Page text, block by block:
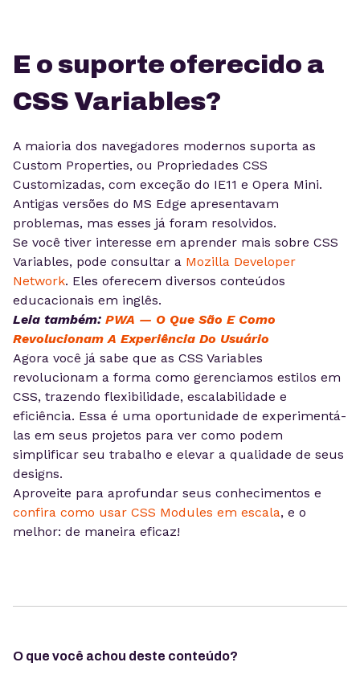
E o suporte oferecido a
CSS Variables?
A maioria dos navegadores modernos suporta as
Custom Properties, ou Propriedades CSS
Customizadas, com exceção do IE11 e Opera Mini.
Antigas versões do MS Edge apresentavam
problemas, mas esses já foram resolvidos.
Se você tiver interesse em aprender mais sobre CSS
Variables, pode consultar a Mozilla Developer
Network. Eles oferecem diversos conteúdos
educacionais em inglês.
Leia também: PWA — O Que São E Como
Revolucionam A Experiência Do Usuário
Agora você já sabe que as CSS Variables
revolucionam a forma como gerenciamos estilos em
CSS, trazendo flexibilidade, escalabilidade e
eficiência. Essa é uma oportunidade de experimentá-
las em seus projetos para ver como podem
simplificar seu trabalho e elevar a qualidade de seus
designs.
Aproveite para aprofundar seus conhecimentos e
confira como usar CSS Modules em escala, e o
melhor: de maneira eficaz!
O que você achou deste conteúdo?